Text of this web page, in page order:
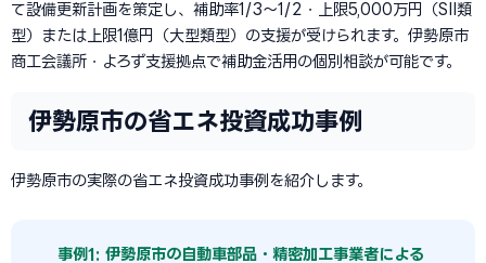
て設備更新計画を策定し、補助率1/3〜1/2・上限5,000万円（SII類
型）または上限1億円（大型類型）の支援が受けられます。伊勢原市
商工会議所・よろず支援拠点で補助金活用の個別相談が可能です。
伊勢原市の省エネ投資成功事例
伊勢原市の実際の省エネ投資成功事例を紹介します。
事例1: 伊勢原市の自動車部品・精密加工事業者による